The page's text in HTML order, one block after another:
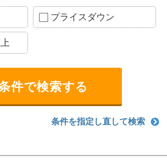
プライスダウン
条件を指定し直して検索